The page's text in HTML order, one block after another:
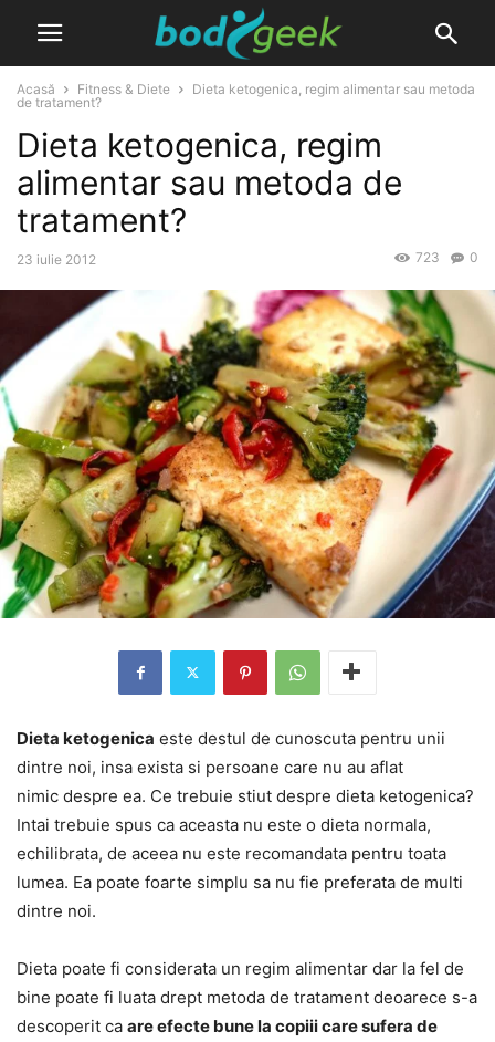
Acasă Fitness & Diete
Dieta ketogenica, regim alimentar sau metoda
de tratament?
Dieta ketogenica, regim
alimentar sau metoda de
tratament?
23 iulie 2012 0
723
Dieta ketogenica este destul de cunoscuta pentru unii
dintre noi, insa exista si persoane care nu au aflat
nimic despre ea. Ce trebuie stiut despre dieta ketogenica?
Intai trebuie spus ca aceasta nu este o dieta normala,
echilibrata, de aceea nu este recomandata pentru toata
lumea. Ea poate foarte simplu sa nu fie preferata de multi
dintre noi.
Dieta poate fi considerata un regim alimentar dar la fel de
bine poate fi luata drept metoda de tratament deoarece s-a
descoperit ca are efecte bune la copiii care sufera de